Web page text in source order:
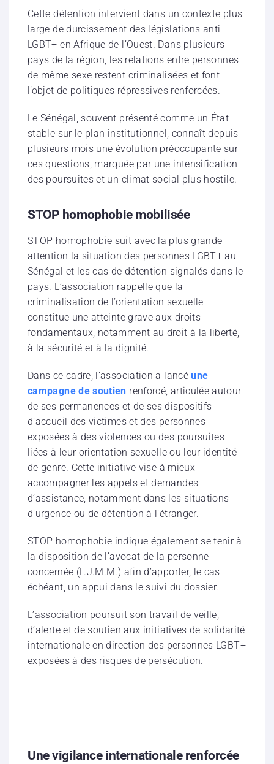
Cette détention intervient dans un contexte plus
large de durcissement des législations anti-
LGBT+ en Afrique de l’Ouest. Dans plusieurs
pays de la région, les relations entre personnes
de même sexe restent criminalisées et font
l’objet de politiques répressives renforcées.
Le Sénégal, souvent présenté comme un État
stable sur le plan institutionnel, connaît depuis
plusieurs mois une évolution préoccupante sur
ces questions, marquée par une intensification
des poursuites et un climat social plus hostile.
STOP homophobie mobilisée
STOP homophobie suit avec la plus grande
attention la situation des personnes LGBT+ au
Sénégal et les cas de détention signalés dans le
pays. L’association rappelle que la
criminalisation de l’orientation sexuelle
constitue une atteinte grave aux droits
fondamentaux, notamment au droit à la liberté,
à la sécurité et à la dignité.
Dans ce cadre, l’association a lancéune
campagne de soutien renforcé, articulée autour
de ses permanences et de ses dispositifs
d’accueil des victimes et des personnes
exposées à des violences ou des poursuites
liées à leur orientation sexuelle ou leur identité
de genre. Cette initiative vise à mieux
accompagner les appels et demandes
d’assistance, notamment dans les situations
d’urgence ou de détention à l’étranger.
STOP homophobie indique également se tenir à
la disposition de l’avocat de la personne
concernée (F.J.M.M.) afin d’apporter, le cas
échéant, un appui dans le suivi du dossier.
L’association poursuit son travail de veille,
d’alerte et de soutien aux initiatives de solidarité
internationale en direction des personnes LGBT+
exposées à des risques de persécution.
Une vigilance internationale renforcée